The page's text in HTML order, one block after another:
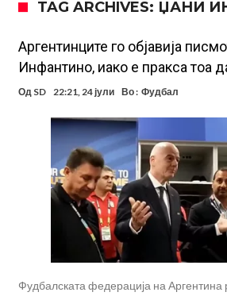
Тетоважата на Габриел стана предмет
вметнаа Де Брујне и направија хит
Бизарна тепачка која го запали
прифати најлудиот предизвик на
шестмина (Видео)
Меси, Нејмар и Суарез повторно
Маркус Рашфорд повторно со
заинтересиран за трансфер во Турција
Дарвин Нуњез на прагот на трансфер
Тикет на денот (понеделник,
Феран Торес се поблиску до
TAG ARCHIVES: ЏАНИ
Аргентинците го објавија
Инфантино, иако е пракса тоа
Од SD 22:21, 24 јули Во : Фудбал
Фудбалската федерација на Аргентина